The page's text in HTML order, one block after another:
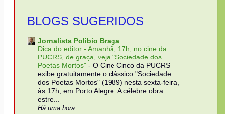
BLOGS SUGERIDOS
Jornalista Polibio Braga
Dica do editor - Amanhã, 17h, no cine da
PUCRS, de graça, veja "Sociedade dos
Poetas Mortos" - O Cine Cinco da PUCRS
exibe gratuitamente o clássico "Sociedade
dos Poetas Mortos" (1989) nesta sexta-feira,
às 17h, em Porto Alegre. A célebre obra
estre...
Há uma hora